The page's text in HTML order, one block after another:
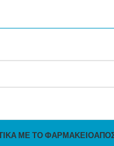
ΜΕ ΤΟ ΦΑΡΜΑΚΕΊΟ